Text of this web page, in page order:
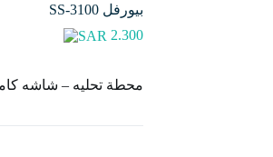
بيورفل SS-3100
2.300
محطة تحليه – شاشه كامله 400